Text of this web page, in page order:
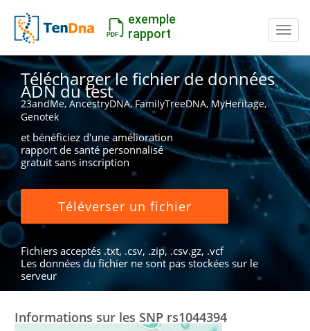
exemple
rapport
Télécharger le fichier de données
ADN du test
23andMe, AncestryDNA, FamilyTreeDNA, MyHeritage,
Genotek
et bénéficiez d'une amélioration
rapport de santé personnalisé
gratuit sans inscription
Téléverser un fichier
Fichiers acceptés .txt, .csv, .zip, .csv.gz, .vcf
Les données du fichier ne sont pas stockées sur le
serveur
Informations sur les SNP rs1044394